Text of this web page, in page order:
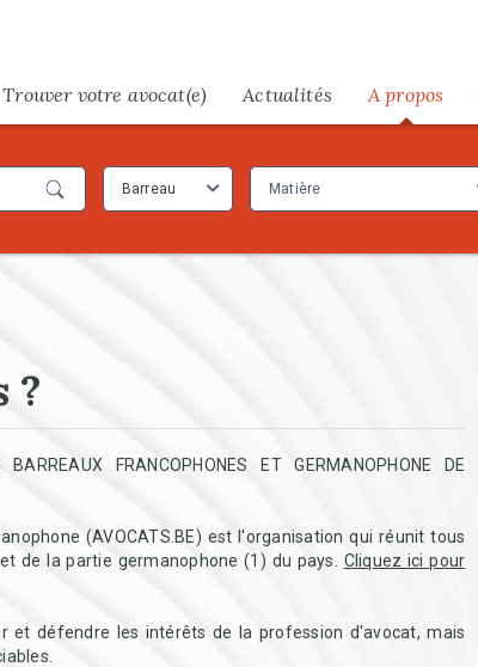
Trouver votre avocat(e) Actualités A propos
Barreau Matière
?
FRANCOPHONES ET GERMANOPHONE DE
(AVOCATS.BE) est l'organisation qui réunit tous
de la partie germanophone (1) du pays. Cliquez ici pour
et défendre les intérêts de la profession d'avocat, mais